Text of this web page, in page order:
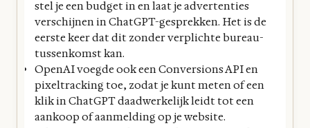
stel je een budget in en laat je advertenties
verschijnen in ChatGPT-gesprekken. Het is de
eerste keer dat dit zonder verplichte bureau-
tussenkomst kan.
OpenAI voegde ook een Conversions API en
pixeltracking toe, zodat je kunt meten of een
klik in ChatGPT daadwerkelijk leidt tot een
aankoop of aanmelding op je website.